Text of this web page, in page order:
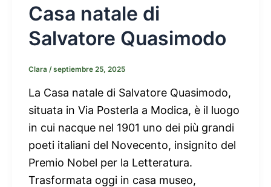
Casa natale di
Salvatore Quasimodo
Clara /septiembre 25, 2025
La Casa natale di Salvatore Quasimodo,
situata in Via Posterla a Modica, è il luogo
in cui nacque nel 1901 uno dei più grandi
poeti italiani del Novecento, insignito del
Premio Nobel per la Letteratura.
Trasformata oggi in casa museo,